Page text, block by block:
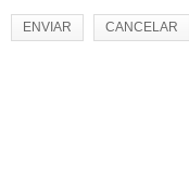
ENVIAR CANCELAR